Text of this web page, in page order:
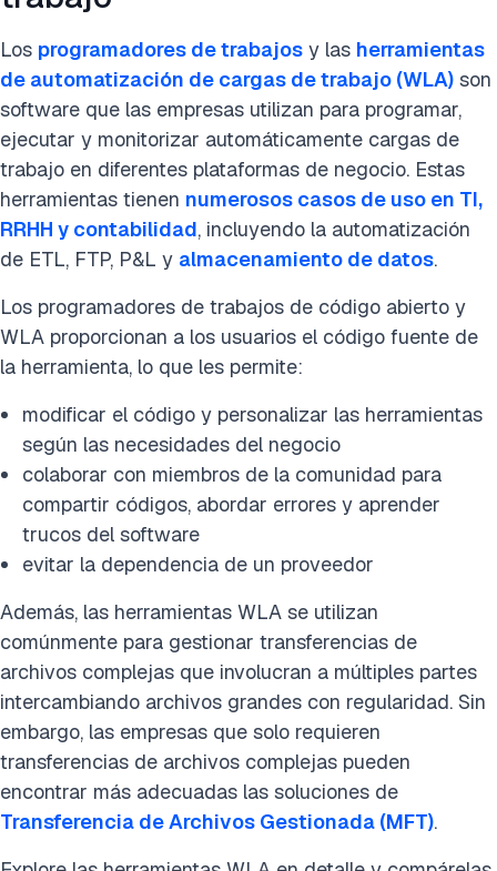
Los programadores de trabajos y las herramientas
de automatización de cargas de trabajo (WLA) son
software que las empresas utilizan para programar,
ejecutar y monitorizar automáticamente cargas de
trabajo en diferentes plataformas de negocio. Estas
herramientas tienen numerosos casos de uso en TI,
RRHH y contabilidad, incluyendo la automatización
de ETL, FTP, P&L y almacenamiento de datos.
Los programadores de trabajos de código abierto y
WLA proporcionan a los usuarios el código fuente de
la herramienta, lo que les permite:
modificar el código y personalizar las herramientas
según las necesidades del negocio
colaborar con miembros de la comunidad para
compartir códigos, abordar errores y aprender
trucos del software
evitar la dependencia de un proveedor
Además, las herramientas WLA se utilizan
comúnmente para gestionar transferencias de
archivos complejas que involucran a múltiples partes
intercambiando archivos grandes con regularidad. Sin
embargo, las empresas que solo requieren
transferencias de archivos complejas pueden
encontrar más adecuadas las soluciones de
Transferencia de Archivos Gestionada (MFT).